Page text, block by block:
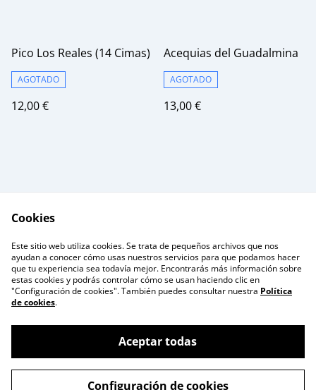
Pico Los Reales (14 Cimas)
AGOTADO
12,00 €
Acequias del Guadalmina
AGOTADO
13,00 €
Contacto
Política de Privacidad
Cookie Policy
©2026Trekoverflow
Cookies
Este sitio web utiliza cookies. Se trata de pequeños archivos que nos
ayudan a conocer cómo usas nuestros servicios para que podamos hacer
que tu experiencia sea todavía mejor. Encontrarás más información sobre
estas cookies y podrás controlar cómo se usan haciendo clic en
"Configuración de cookies". También puedes consultar nuestra Política
de cookies.
Aceptar todas
Configuración de cookies